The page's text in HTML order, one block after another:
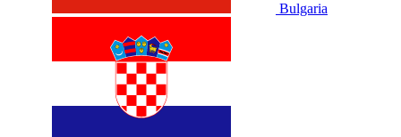
Bulgaria